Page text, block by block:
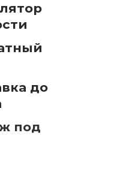
до
под